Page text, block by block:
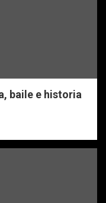
baile e historia